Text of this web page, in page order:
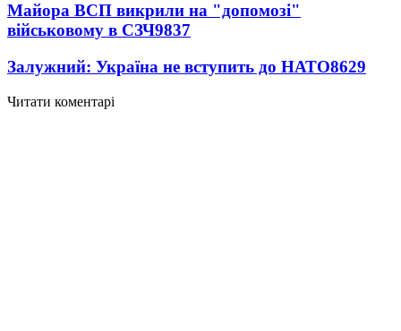
Майора ВСП викрили на "допомозі"
військовому в СЗЧ9837
Залужний: Україна не вступить до НАТО8629
Читати коментарі